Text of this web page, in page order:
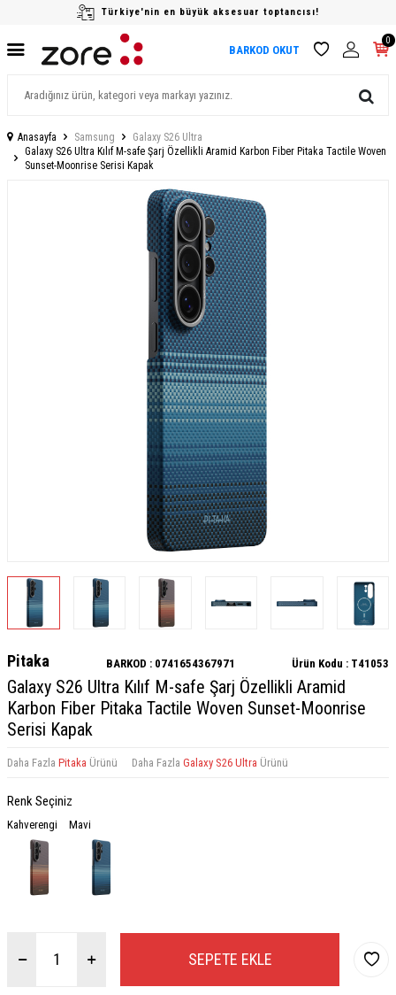
Türkiye'nin en büyük aksesuar toptancısı!
BARKOD OKUT
0
Anasayfa Samsung
Galaxy S26 Ultra
Galaxy S26 Ultra Kılıf M-safe Şarj Özellikli Aramid Karbon Fiber Pitaka Tactile Woven
Sunset-Moonrise Serisi Kapak
Pitaka BARKOD : 0741654367971 Ürün Kodu : T41053
Galaxy S26 Ultra Kılıf M-safe Şarj Özellikli Aramid
Karbon Fiber Pitaka Tactile Woven Sunset-Moonrise
Serisi Kapak
Daha Fazla Pitaka Ürünü Daha Fazla Galaxy S26 Ultra Ürünü
Renk Seçiniz
Kahverengi Mavi
SEPETE EKLE